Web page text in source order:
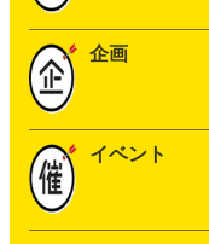
企画
イベント